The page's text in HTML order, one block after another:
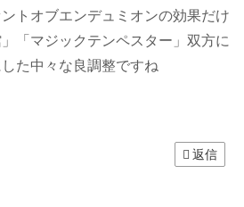
トオブエンデュミオンの効果だけ
「マジックテンペスター」双方に
た中々な良調整ですね
返信